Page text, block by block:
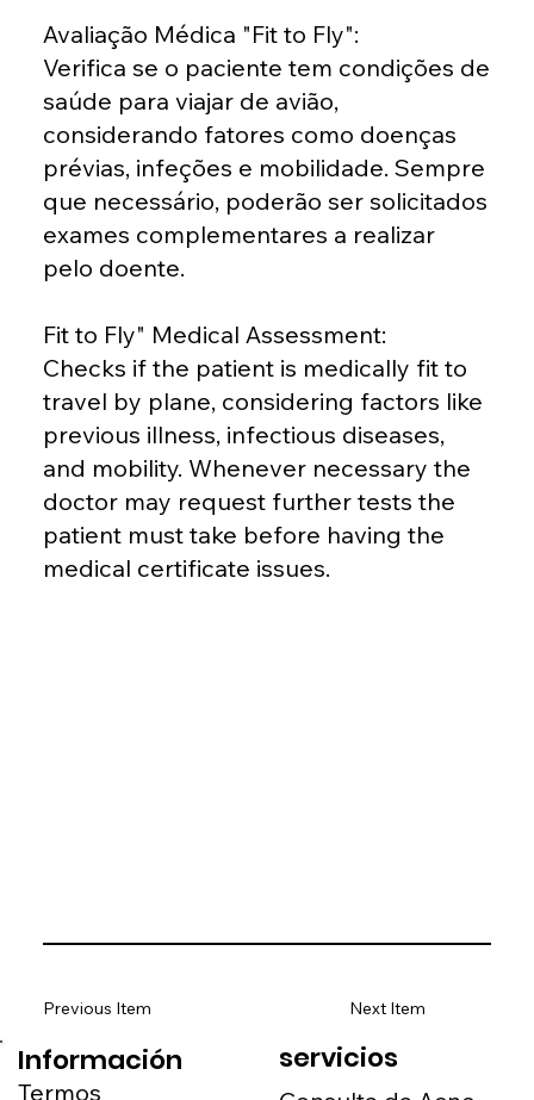
Avaliação Médica "Fit to Fly":
Verifica se o paciente tem condições de
saúde para viajar de avião,
considerando fatores como doenças
prévias, infeções e mobilidade. Sempre
que necessário, poderão ser solicitados
exames complementares a realizar
pelo doente.
Fit to Fly" Medical Assessment:
Checks if the patient is medically fit to
travel by plane, considering factors like
previous illness, infectious diseases,
and mobility. Whenever necessary the
doctor may request further tests the
patient must take before having the
medical certificate issues.
Next Item
Previous Item
Información
Termos
servicios